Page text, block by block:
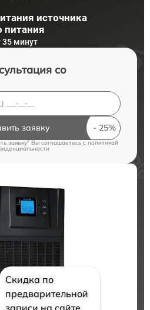
источника
питания
35 минут
со
заявку
заявку" Вы соглашаетесь cполитикой
Скидка по
предварительной
записи на сайте